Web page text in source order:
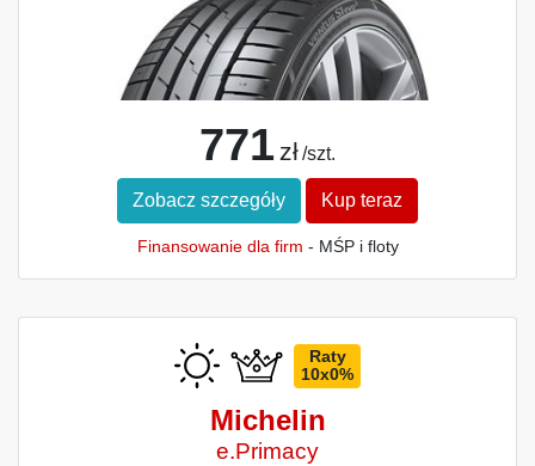
771 zł /szt.
Zobacz szczegóły Kup teraz
Finansowanie dla firm - MŚP i floty
Raty
10x0%
Michelin
e.Primacy